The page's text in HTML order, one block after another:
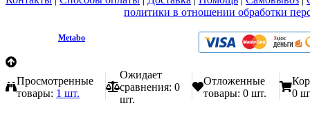
политики в отношении обработки
Metabo
Просмотренные
товары: 1 шт.
Ожидает
сравнения: 0
шт.
Отложенные
товары: 0 шт.
0